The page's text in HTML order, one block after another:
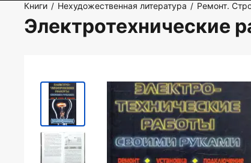
Книги / Нехудожественная литература / Ремонт.
Электротехнические